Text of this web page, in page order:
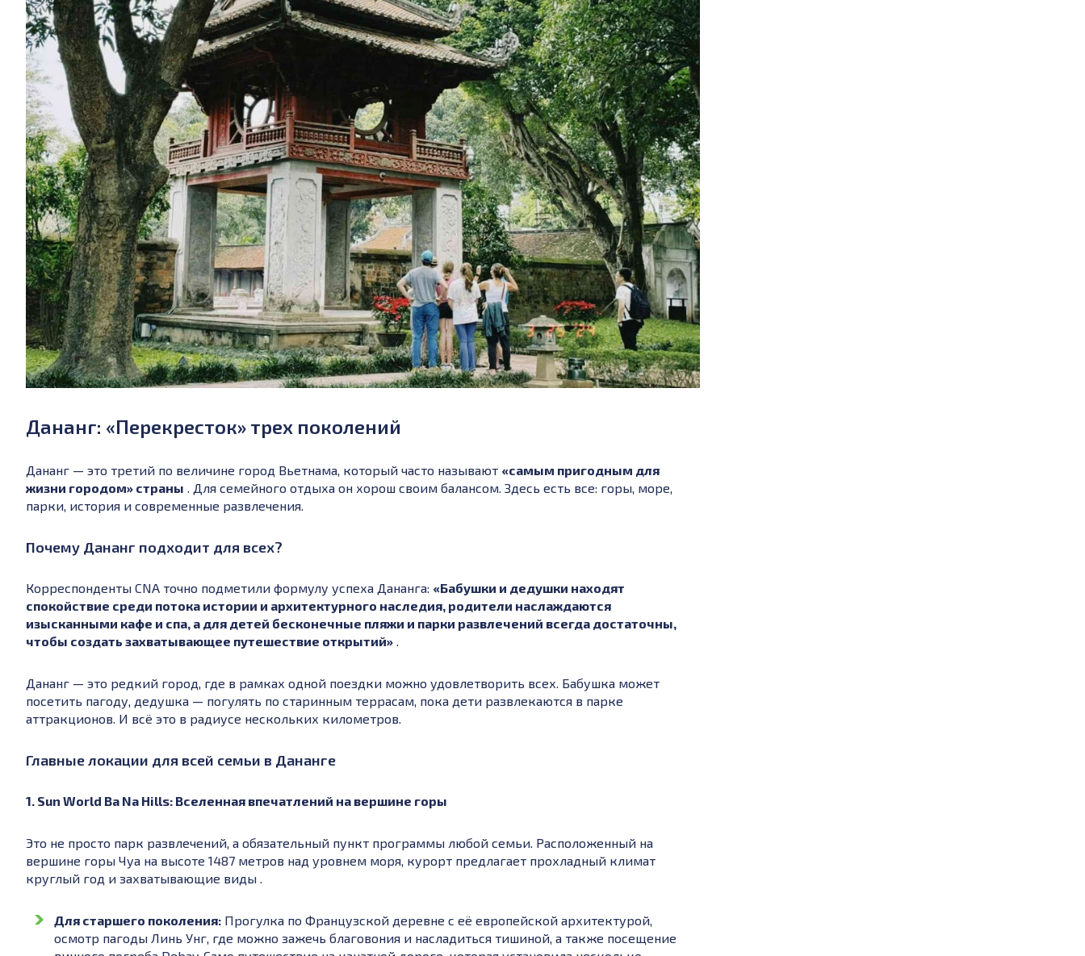
Дананг: «Перекресток» трех поколений
Дананг — это третий по величине город Вьетнама, который часто называют «самым пригодным для
жизни городом» страны . Для семейного отдыха он хорош своим балансом. Здесь есть все: горы, море,
парки, история и современные развлечения.
Почему Дананг подходит для всех?
Корреспонденты CNA точно подметили формулу успеха Дананга: «Бабушки и дедушки находят
спокойствие среди потока истории и архитектурного наследия, родители наслаждаются
изысканными кафе и спа, а для детей бесконечные пляжи и парки развлечений всегда достаточны,
чтобы создать захватывающее путешествие открытий» .
Дананг — это редкий город, где в рамках одной поездки можно удовлетворить всех. Бабушка может
посетить пагоду, дедушка — погулять по старинным террасам, пока дети развлекаются в парке
аттракционов. И всё это в радиусе нескольких километров.
Главные локации для всей семьи в Дананге
1. Sun World Ba Na Hills: Вселенная впечатлений на вершине горы
Это не просто парк развлечений, а обязательный пункт программы любой семьи. Расположенный на
вершине горы Чуа на высоте 1487 метров над уровнем моря, курорт предлагает прохладный климат
круглый год и захватывающие виды .
Для старшего поколения: Прогулка по Французской деревне с её европейской архитектурой,
осмотр пагоды Линь Унг, где можно зажечь благовония и насладиться тишиной, а также посещение